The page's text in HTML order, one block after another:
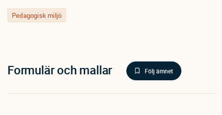
Pedagogisk miljö
Formulär och mallar Följ ämnet